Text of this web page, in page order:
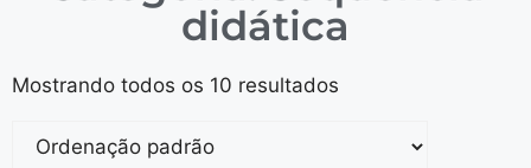
didática
Mostrando todos os 10 resultados